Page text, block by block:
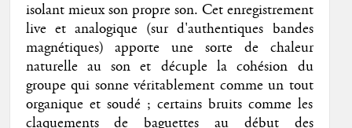
isolant mieux son propre son. Cet enregistrement
live et analogique (sur d'authentiques bandes
magnétiques) apporte une sorte de chaleur
naturelle au son et décuple la cohésion du
groupe qui sonne véritablement comme un tout
organique et soudé ; certains bruits comme les
claquements de baguettes au début des